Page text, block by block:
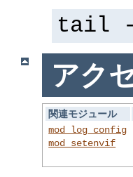
tail -
アク
関連モジュール
mod_log_config
mod_setenvif